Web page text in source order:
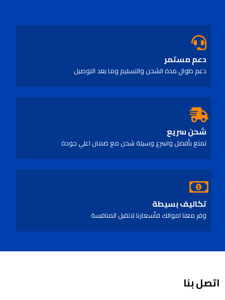
دعم مستمر
دعم طوال مدة الشحن والتسليم وما بعد التوصيل
شحن سريع
تمتع بأفضل واسرع وسيلة شحن مع ضمان اعلي جودة
تكاليف بسيطة
وفر معنا اموالك فأسعارنا لاتقبل المنافسة
اتصل بنا